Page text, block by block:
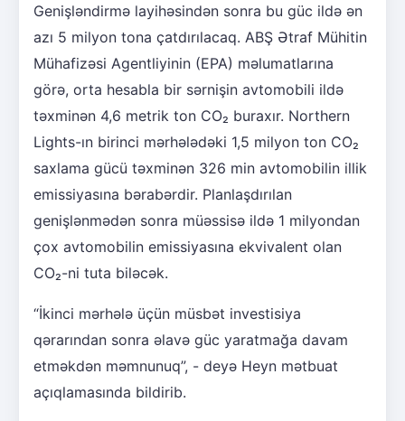
Genişləndirmə layihəsindən sonra bu güc ildə ən
azı 5 milyon tona çatdırılacaq. ABŞ Ətraf Mühitin
Mühafizəsi Agentliyinin (EPA) məlumatlarına
görə, orta hesabla bir sərnişin avtomobili ildə
təxminən 4,6 metrik ton CO₂ buraxır. Northern
Lights-ın birinci mərhələdəki 1,5 milyon ton CO₂
saxlama gücü təxminən 326 min avtomobilin illik
emissiyasına bərabərdir. Planlaşdırılan
genişlənmədən sonra müəssisə ildə 1 milyondan
çox avtomobilin emissiyasına ekvivalent olan
CO₂-ni tuta biləcək.
“İkinci mərhələ üçün müsbət investisiya
qərarından sonra əlavə güc yaratmağa davam
etməkdən məmnunuq”, - deyə Heyn mətbuat
açıqlamasında bildirib.